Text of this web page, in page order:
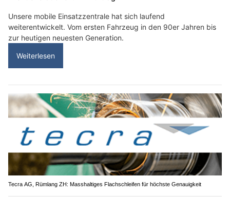
Unsere mobile Einsatzzentrale hat sich laufend
weiterentwickelt. Vom ersten Fahrzeug in den 90er Jahren bis
zur heutigen neuesten Generation.
Weiterlesen
Tecra AG, Rümlang ZH: Masshaltiges Flachschleifen für höchste Genauigkeit